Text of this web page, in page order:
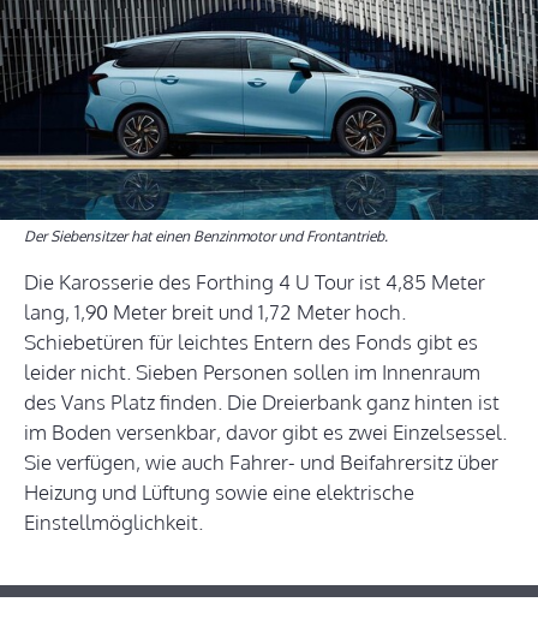
Der Siebensitzer hat einen Benzinmotor und Frontantrieb.
Die Karosserie des Forthing 4 U Tour ist 4,85 Meter
lang, 1,90 Meter breit und 1,72 Meter hoch.
Schiebetüren für leichtes Entern des Fonds gibt es
leider nicht. Sieben Personen sollen im Innenraum
des Vans Platz finden. Die Dreierbank ganz hinten ist
im Boden versenkbar, davor gibt es zwei Einzelsessel.
Sie verfügen, wie auch Fahrer- und Beifahrersitz über
Heizung und Lüftung sowie eine elektrische
Einstellmöglichkeit.